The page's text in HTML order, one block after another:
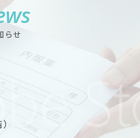
らせ